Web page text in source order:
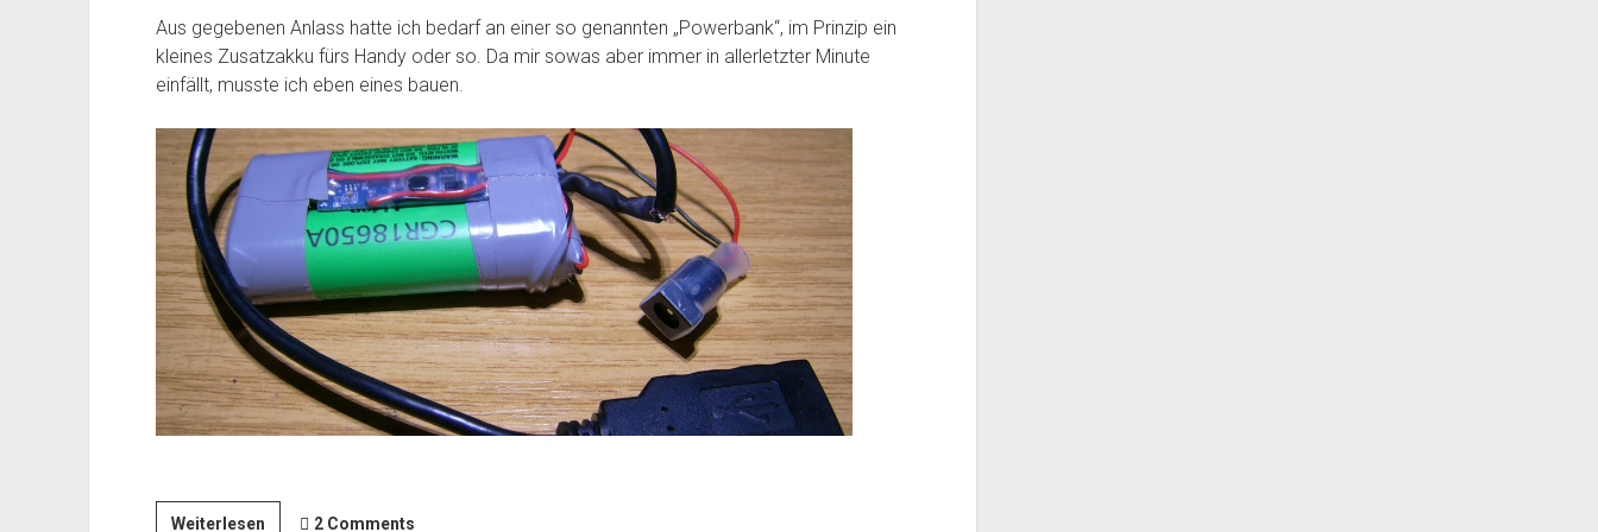
Aus gegebenen Anlass hatte ich bedarf an einer so genannten „Powerbank“, im Prinzip ein
kleines Zusatzakku fürs Handy oder so. Da mir sowas aber immer in allerletzter Minute
einfällt, musste ich eben eines bauen.
WeiterlesenEigenbau2 Comments